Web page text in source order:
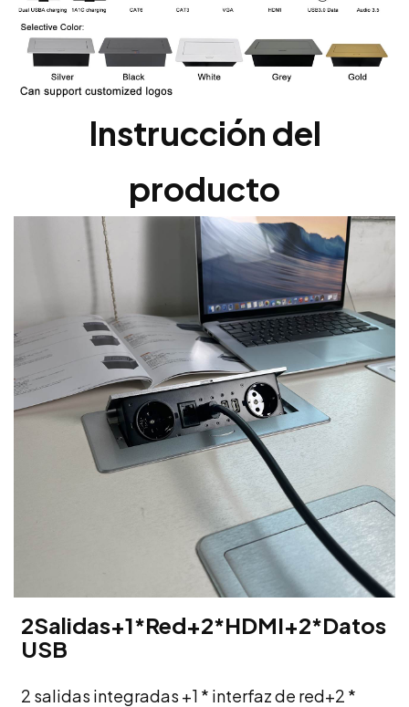
Instrucción del
producto
2Salidas+1*Red+2*HDMI+2*Datos
USB
2 salidas integradas +1 * interfaz de red+2 *